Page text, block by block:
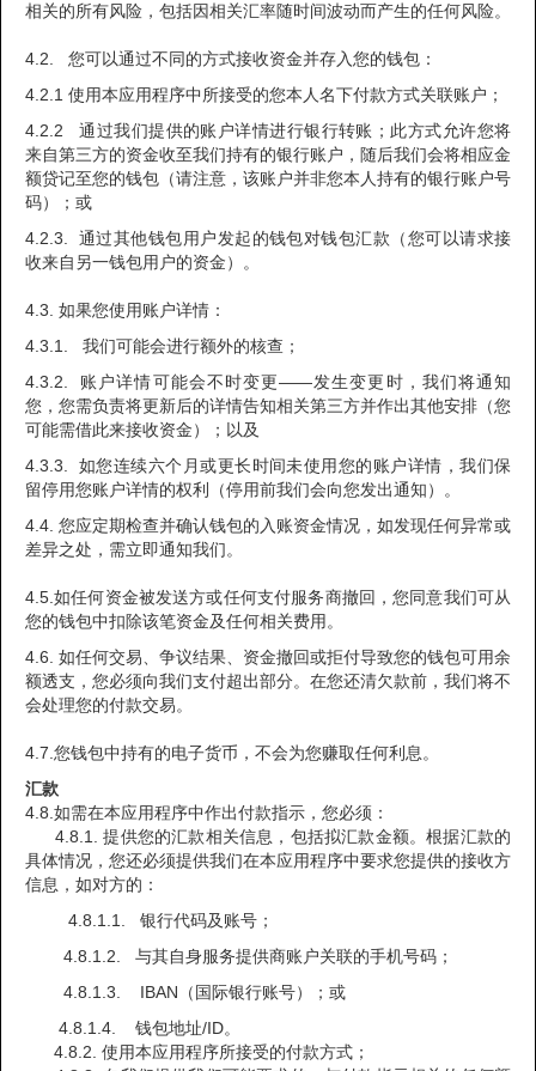
相关的所有风险，包括因相关汇率随时间波动而产生的任何风险。
4.2. 您可以通过不同的方式接收资金并存入您的钱包：
4.2.1 使用本应用程序中所接受的您本人名下付款方式关联账户；
4.2.2 通过我们提供的账户详情进行银行转账；此方式允许您将
来自第三方的资金收至我们持有的银行账户，随后我们会将相应金
额贷记至您的钱包（请注意，该账户并非您本人持有的银行账户号
码）；或
4.2.3. 通过其他钱包用户发起的钱包对钱包汇款（您可以请求接
收来自另一钱包用户的资金）。
4.3. 如果您使用账户详情：
4.3.1. 我们可能会进行额外的核查；
4.3.2. 账户详情可能会不时变更——发生变更时，我们将通知
您，您需负责将更新后的详情告知相关第三方并作出其他安排（您
可能需借此来接收资金）；以及
4.3.3. 如您连续六个月或更长时间未使用您的账户详情，我们保
留停用您账户详情的权利（停用前我们会向您发出通知）。
4.4. 您应定期检查并确认钱包的入账资金情况，如发现任何异常或
差异之处，需立即通知我们。
4.5.如任何资金被发送方或任何支付服务商撤回，您同意我们可从
您的钱包中扣除该笔资金及任何相关费用。
4.6. 如任何交易、争议结果、资金撤回或拒付导致您的钱包可用余
额透支，您必须向我们支付超出部分。在您还清欠款前，我们将不
会处理您的付款交易。
4.7.您钱包中持有的电子货币，不会为您赚取任何利息。
汇款
4.8.如需在本应用程序中作出付款指示，您必须：
4.8.1. 提供您的汇款相关信息，包括拟汇款金额。根据汇款的
具体情况，您还必须提供我们在本应用程序中要求您提供的接收方
信息，如对方的：
4.8.1.1. 银行代码及账号；
4.8.1.2. 与其自身服务提供商账户关联的手机号码；
4.8.1.3. IBAN（国际银行账号）；或
4.8.1.4. 钱包地址/ID。
4.8.2. 使用本应用程序所接受的付款方式；